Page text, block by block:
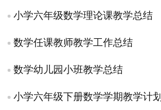
小学六年级数学理论课教学总结
数学任课教师教学工作总结
数学幼儿园小班教学总结
小学六年级下册数学学期教学计划